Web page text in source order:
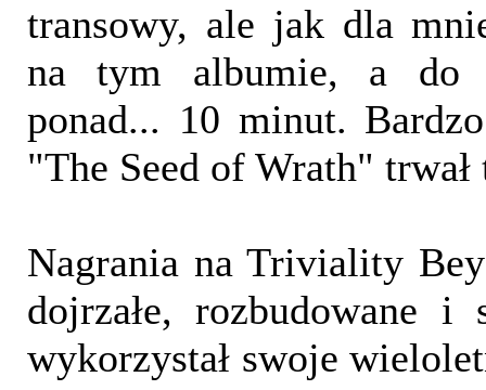
transowy, ale jak dla
na tym albumie, a do
ponad... 10 minut.
"The Seed of Wrath"
Nagrania na Triviality
dojrzałe, rozbudowane i
wykorzystał swoje